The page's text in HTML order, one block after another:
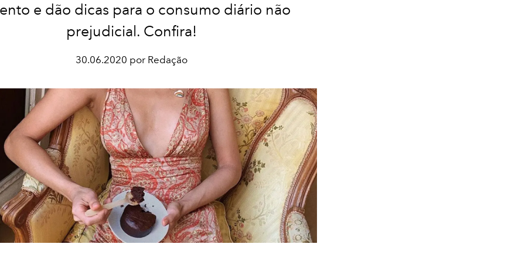
e dão dicas para o consumo diário não
prejudicial. Confira!
30.06.2020 por Redação